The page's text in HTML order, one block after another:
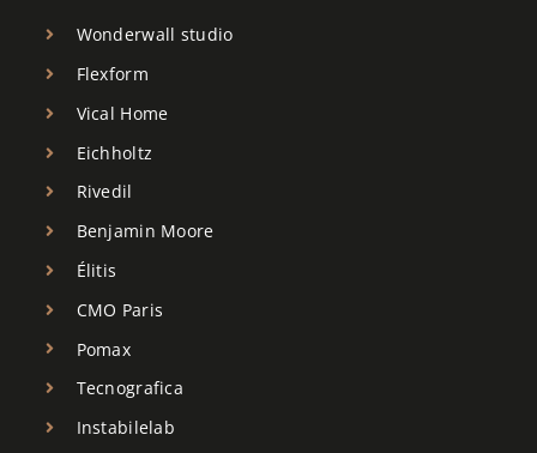
Wonderwall studio
Flexform
Vical Home
Eichholtz
Rivedil
Benjamin Moore
Élitis
CMO Paris
Pomax
Tecnografica
Instabilelab